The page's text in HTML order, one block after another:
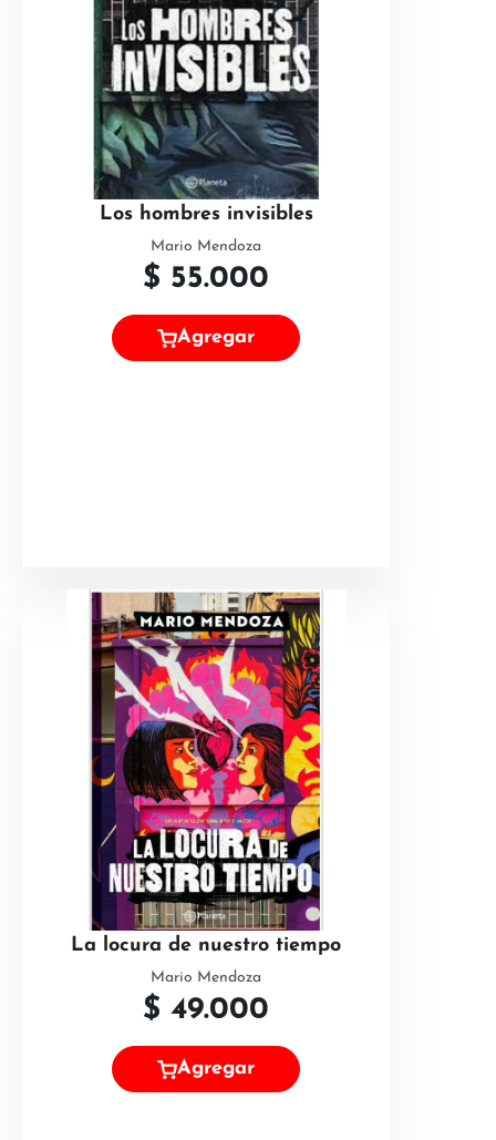
Los hombres invisibles
Mario Mendoza
$ 55.000
Agregar
La locura de nuestro tiempo
Mario Mendoza
$ 49.000
Agregar